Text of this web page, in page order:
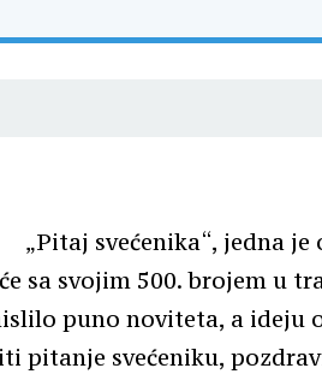
„Pitaj svećenika“, jedna je
sa svojim 500. brojem u
puno noviteta, a ideju
pitanje svećeniku,